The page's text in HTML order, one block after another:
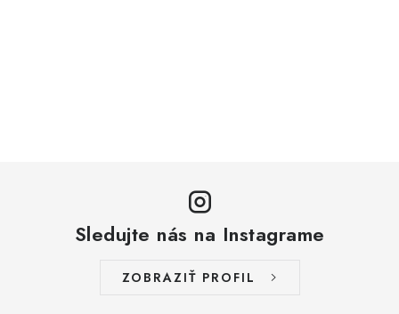
Sledujte nás na Instagrame
ZOBRAZIŤ PROFIL